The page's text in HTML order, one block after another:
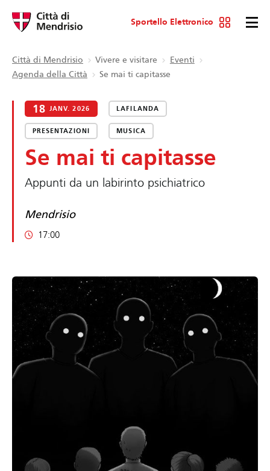
Sportello Elettronico
Città di Mendrisio Vivere e visitare
Eventi
Agenda della Città
Se mai ti capitasse
18 JANV. 2026 LAFILANDA
PRESENTAZIONI MUSICA
Se mai ti capitasse
Appunti da un labirinto psichiatrico
Mendrisio
17:00